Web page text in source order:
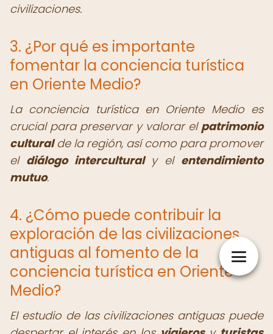
civilizaciones.
3. ¿Por qué es importante
fomentar la conciencia turística
en Oriente Medio?
La conciencia turística en Oriente Medio es
crucial para preservar y valorar el patrimonio
culturalde la región, así como para promover
el diálogo interculturaly el entendimiento
mutuo.
4. ¿Cómo puede contribuir la
exploración de las civilizaciones
antiguas al fomento de la
conciencia turística en Oriente
Medio?
El estudio de las civilizaciones antiguas puede